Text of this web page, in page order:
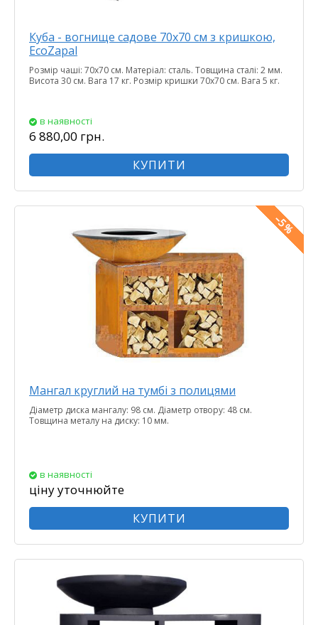
Куба - вогнище садове 70х70 см з кришкою,
EcoZapal
Розмір чаші: 70x70 см. Матеріал: сталь. Товщина сталі: 2 мм.
Висота 30 см. Вага 17 кг. Розмір кришки 70х70 см. Вага 5 кг.
в наявності
6 880,00 грн.
КУПИТИ
Мангал круглий на тумбі з полицями
Діаметр диска мангалу: 98 см. Діаметр отвору: 48 см.
Товщина металу на диску: 10 мм.
в наявності
ціну уточнюйте
КУПИТИ